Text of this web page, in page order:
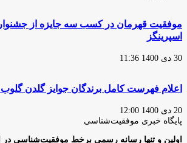
موفقیت قهرمان در کسب سه جایزه از
اسپرینگز
30 دی 1400 11:36
اعلام فهرست کامل برندگان جوایز گلدن گلوب ۲۰۲۲
20 دی 1400 12:00
پایگاه‌ خبری موفقیت‌شناسی
اولین و تنها رسانه رسمی برخط موفقیت‌شناسی در